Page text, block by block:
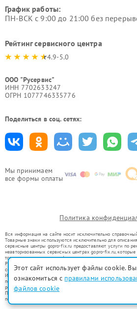
Мы принимаем
все формы оплаты
График работы:
ПН-ВСК с 9:00 до 21:00 без
Рейтинг сервисного центра
4.9-5.0
ООО "Русервис"
ИНН 7702633247
ОГРН 1077746335776
Поделиться в соц. сетях:
Политика
Вся информация на сайте носит исключительно
Товарные знаки используются исключительно для
сервисные центры gopro-fix.ru предоставляют услуги по
неавторизованных сервисных центрах gopro-fix.ru,
товарных знаков или их официальными представителями.
Ремонт осуществляется для устройств, уже введенных в
со статьей 1487 ГК РФ.
Использование товарных знаков не преследует цели
потребителей в заблуждение, а служит для
ремонту техники указанных брендов.
Представленная на сайте информация не является
положениями Статьи 437(2) Гражданского кодекса РФ
Этот сайт использует файлы cookie.
ознакомиться с правилами
файлов cookie